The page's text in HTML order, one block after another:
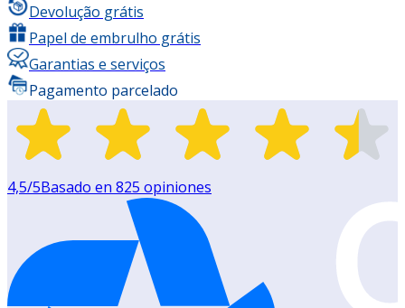
Devolução grátis
Papel de embrulho grátis
Garantias e serviços
Pagamento parcelado
4,5/5Basado en 825 opiniones